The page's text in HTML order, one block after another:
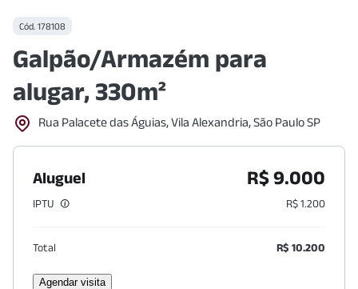
Cód. 178108
Galpão/Armazém para
alugar, 330m²
Rua Palacete das Águias, Vila Alexandria, São Paulo SP
Aluguel R$ 9.000
IPTU R$ 1.200
Total R$ 10.200
Agendar visita